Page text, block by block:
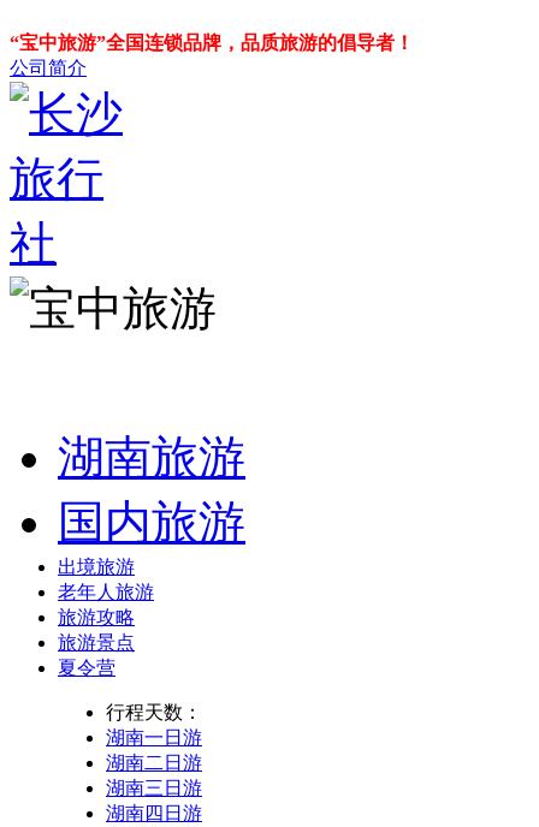
“宝中旅游”全国连锁品牌，品质旅游的倡导者！
公司简介
湖南旅游
国内旅游
出境旅游
老年人旅游
旅游攻略
旅游景点
夏令营
行程天数：
湖南一日游
湖南二日游
湖南三日游
湖南四日游